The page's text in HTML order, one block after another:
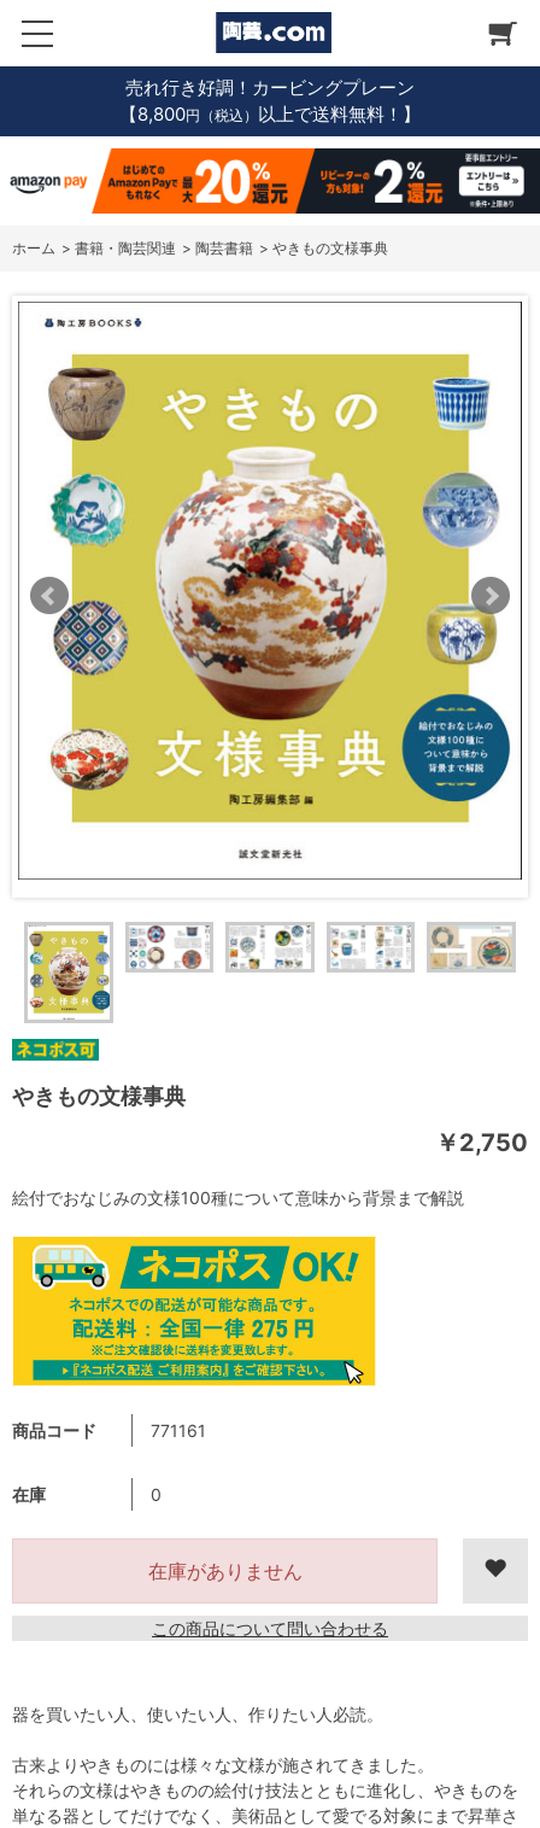
売れ行き好調！カービングプレーン
【8,800円（税込） 以上で送料無料！】
ホーム > 書籍・陶芸関連 > 陶芸書籍 > やきもの文様事典
やきもの文様事典
￥2,750
商品コード 771161
在庫 0
在庫がありません
この商品について問い合わせる
絵付でおなじみの文様100種について意味から背景まで解説
器を買いたい人、使いたい人、作りたい人必読。
古来よりやきものには様々な文様が施されてきました。
それらの文様はやきものの絵付け技法とともに進化し、やきものを
単なる器としてだけでなく、美術品として愛でる対象にまで昇華さ